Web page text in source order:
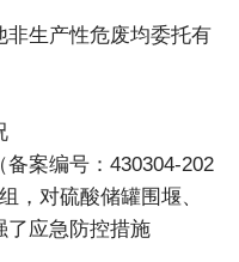
非生产性危废均委托有
案编号：430304-202
，对硫酸储罐围堰、
了应急防控措施